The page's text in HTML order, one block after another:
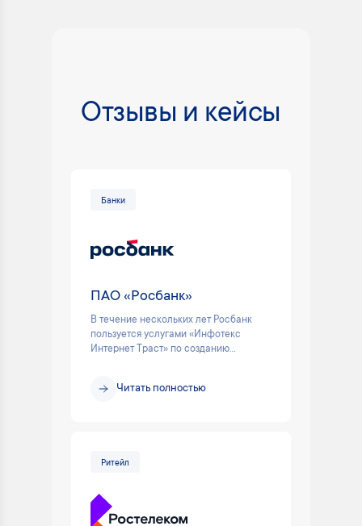
Отзывы и кейсы
Банки
ПАО «Росбанк»
В течение нескольких лет Росбанк
пользуется услугами «Инфотекс
Интернет Траст» по созданию...
Читать полностью
Ритейл